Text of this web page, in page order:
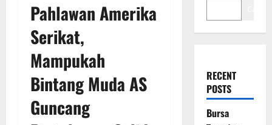
Pahlawan Amerika
Serikat,
Mampukah
Bintang Muda AS
Guncang
RECENT
POSTS
Bursa